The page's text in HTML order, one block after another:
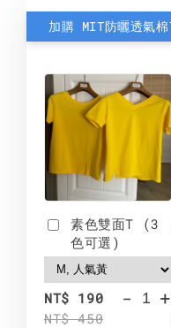
素色雙面T (3
色可選)
NT$ 190
NT$ 450
- +